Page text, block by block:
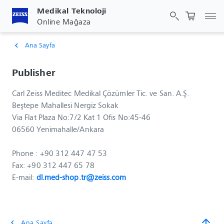
Medikal Teknoloji
Online Mağaza
chevron_left Ana Sayfa
Publisher
Carl Zeiss Meditec Medikal Çözümler Tic. ve San. A.Ş.
Beştepe Mahallesi Nergiz Sokak
Via Flat Plaza No:7/2 Kat 1 Ofis No:45-46
06560 Yenimahalle/Ankara
Phone : +90 312 447 47 53
Fax: +90 312 447 65 78
E-mail: dl.med-shop.tr@zeiss.com